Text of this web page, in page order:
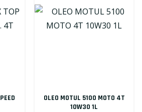
OLEO MOTUL 5100 MOTO 4T
10W30 1L